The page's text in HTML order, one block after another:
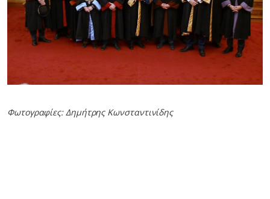
Φωτογραφίες: Δημήτρης Κωνσταντινίδης